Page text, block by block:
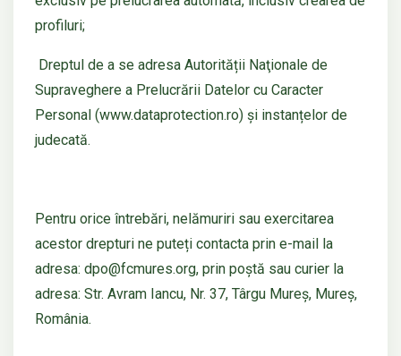
profiluri;
Dreptul de a se adresa Autorității Naţionale de
Supraveghere a Prelucrării Datelor cu Caracter
Personal (www.dataprotection.ro) și instanțelor de
judecată.
Pentru orice întrebări, nelămuriri sau exercitarea
acestor drepturi ne puteți contacta prin e-mail la
adresa: dpo@fcmures.org, prin poștă sau curier la
adresa: Str. Avram Iancu, Nr. 37, Târgu Mureș, Mureș,
România.